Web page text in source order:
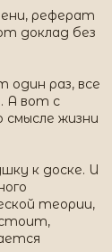
реферат
доклад без
один раз, все
А вот с
смысле жизни
к доске. И
теории,